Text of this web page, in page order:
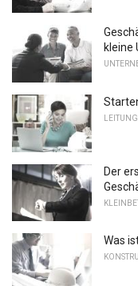
kleine
Der
Was